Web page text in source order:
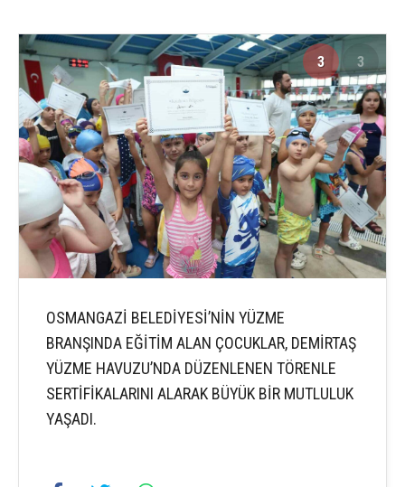
3 3
OSMANGAZİ BELEDİYESİ’NİN YÜZME
BRANŞINDA EĞİTİM ALAN ÇOCUKLAR, DEMİRTAŞ
YÜZME HAVUZU’NDA DÜZENLENEN TÖRENLE
SERTİFİKALARINI ALARAK BÜYÜK BİR MUTLULUK
YAŞADI.